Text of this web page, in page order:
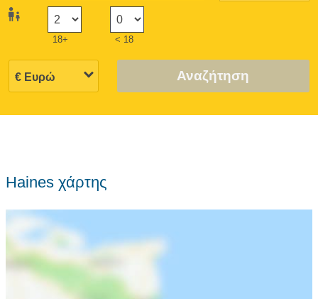
18+ < 18
Αναζήτηση
Haines χάρτης